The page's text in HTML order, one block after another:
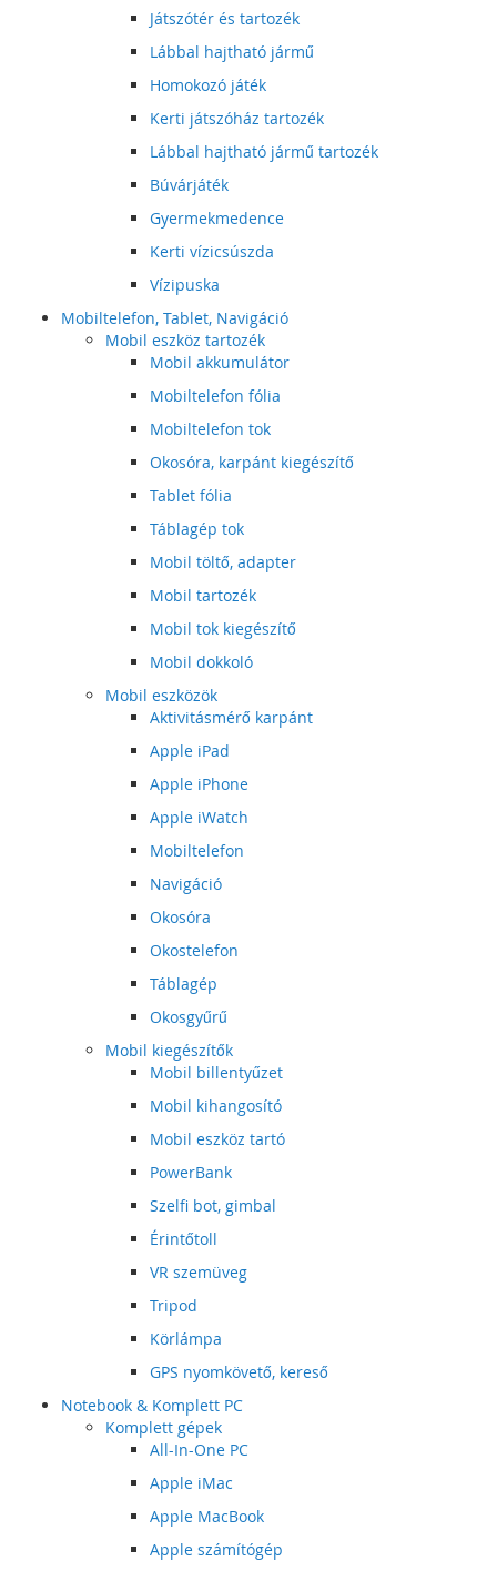
Játszótér és tartozék
Lábbal hajtható jármű
Homokozó játék
Kerti játszóház tartozék
Lábbal hajtható jármű tartozék
Búvárjáték
Gyermekmedence
Kerti vízicsúszda
Vízipuska
Mobiltelefon, Tablet, Navigáció
Mobil eszköz tartozék
Mobil akkumulátor
Mobiltelefon fólia
Mobiltelefon tok
Okosóra, karpánt kiegészítő
Tablet fólia
Táblagép tok
Mobil töltő, adapter
Mobil tartozék
Mobil tok kiegészítő
Mobil dokkoló
Mobil eszközök
Aktivitásmérő karpánt
Apple iPad
Apple iPhone
Apple iWatch
Mobiltelefon
Navigáció
Okosóra
Okostelefon
Táblagép
Okosgyűrű
Mobil kiegészítők
Mobil billentyűzet
Mobil kihangosító
Mobil eszköz tartó
PowerBank
Szelfi bot, gimbal
Érintőtoll
VR szemüveg
Tripod
Körlámpa
GPS nyomkövető, kereső
Notebook & Komplett PC
Komplett gépek
All-In-One PC
Apple iMac
Apple MacBook
Apple számítógép